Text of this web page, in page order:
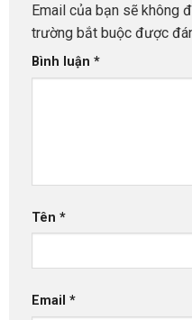
Email của bạn sẽ không
trường bắt buộc được
Bình luận *
Tên *
Email *